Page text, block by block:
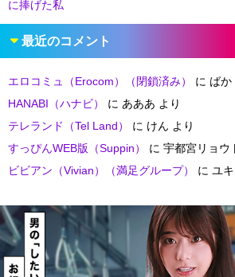
に捧げた私
最近のコメント
エロコミュ（Erocom）（閉鎖済み） に ばか
HANABI（ハナビ）
に あああ より
テレランド（Tel Land）
に けん より
すっぴんWEB版（Suppin）
に 宇都宮リョウ
ビビアン（Vivian）（満足グループ）
に ユ